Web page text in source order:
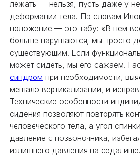
лежать — нельзя, пусть даже у
деформации тела. По словам
положение — это табу: «В нем
больше нарушаются, мы просто
существующим. Если
может сидеть, мы его сажаем.
синдром при необходимости,
мешало вертикализации, и
Технические особенности
сидения позволяют повторять
человеческого тела, а угол
давление с позвоночника,
излишнего давления на